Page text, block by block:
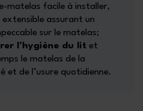
matelas facile à installer,
assurant un
sur le matelas;
l’hygiène du lit et
le matelas de la
et de l’usure quotidienne.